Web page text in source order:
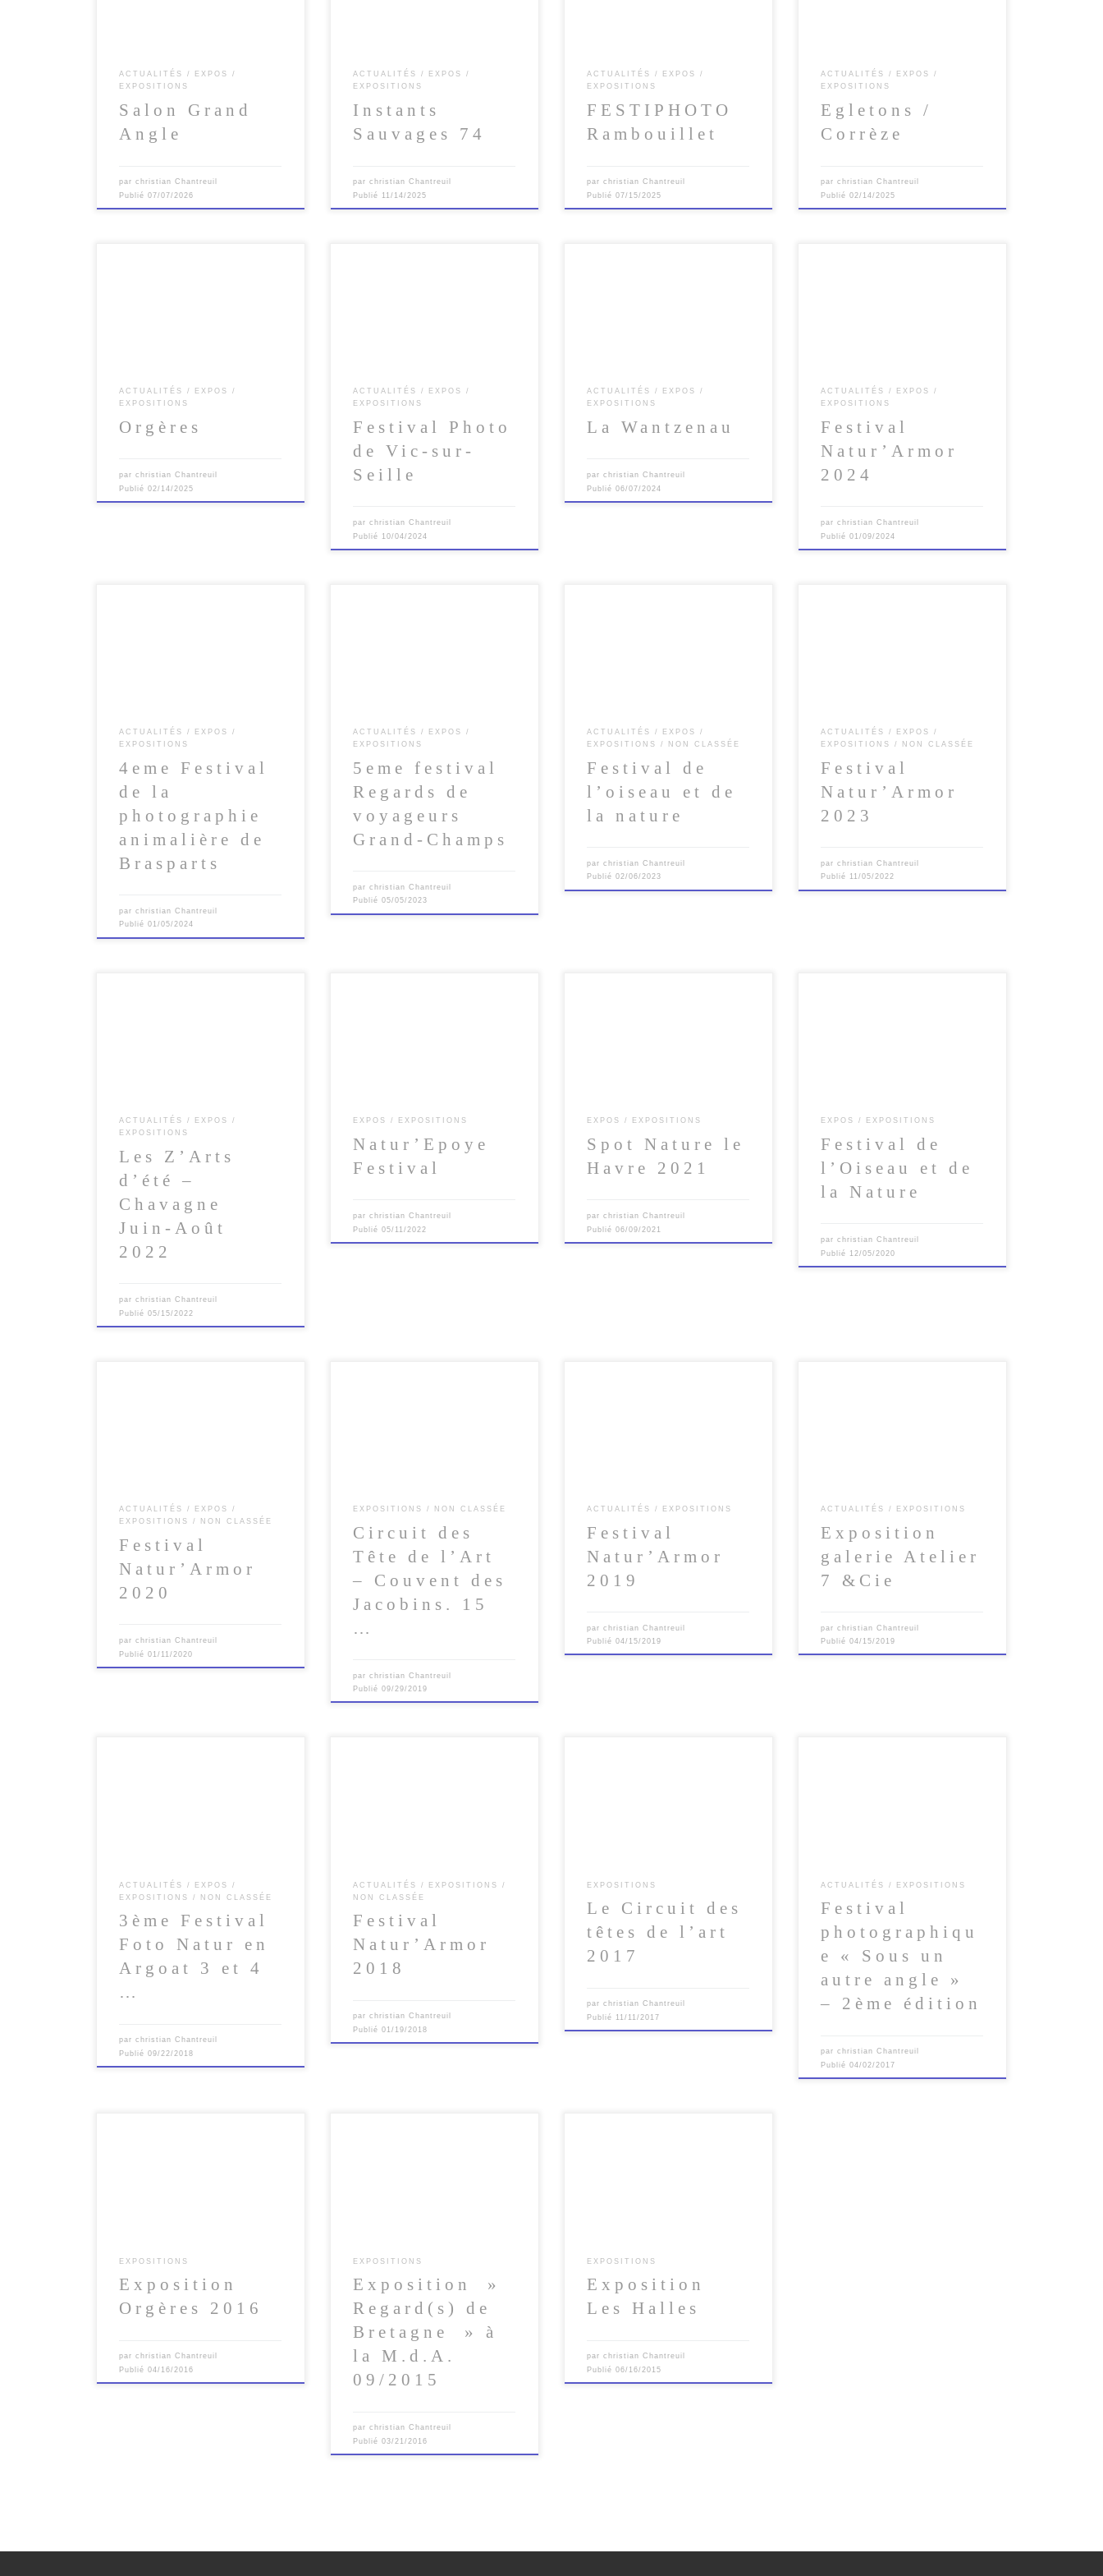
ACTUALITÉS
EXPOS
EXPOSITIONS
Salon Grand
Angle
parchristian Chantreuil
Publié07/07/2026
ACTUALITÉS
EXPOS
EXPOSITIONS
Instants
Sauvages 74
parchristian Chantreuil
Publié 11/14/2025
ACTUALITÉS
EXPOS
EXPOSITIONS
FESTIPHOTO
Rambouillet
parchristian Chantreuil
Publié07/15/2025
ACTUALITÉS
EXPOS
EXPOSITIONS
Egletons /
Corrèze
parchristian Chantreuil
Publié02/14/2025
ACTUALITÉS
EXPOS
EXPOSITIONS
Orgères
parchristian Chantreuil
Publié02/14/2025
ACTUALITÉS
EXPOS
EXPOSITIONS
Festival Photo
de Vic-sur-
Seille
parchristian Chantreuil
Publié 10/04/2024
ACTUALITÉS
EXPOS
EXPOSITIONS
La Wantzenau
parchristian Chantreuil
Publié06/07/2024
ACTUALITÉS
EXPOS
EXPOSITIONS
Festival
Natur’Armor
2024
parchristian Chantreuil
Publié01/09/2024
ACTUALITÉS
EXPOS
EXPOSITIONS
4eme Festival
de la
photographie
animalière de
Brasparts
parchristian Chantreuil
Publié01/05/2024
ACTUALITÉS
EXPOS
EXPOSITIONS
5eme festival
Regards de
voyageurs
Grand-Champs
parchristian Chantreuil
Publié05/05/2023
ACTUALITÉS
EXPOS
EXPOSITIONS
NON CLASSÉE
Festival de
l’oiseau et de
la nature
parchristian Chantreuil
Publié02/06/2023
ACTUALITÉS
EXPOS
EXPOSITIONS
NON CLASSÉE
Festival
Natur’Armor
2023
parchristian Chantreuil
Publié 11/05/2022
ACTUALITÉS
EXPOS
EXPOSITIONS
Les Z’Arts
d’été –
Chavagne
Juin-Août
2022
parchristian Chantreuil
Publié05/15/2022
EXPOS EXPOSITIONS
Natur’Epoye
Festival
parchristian Chantreuil
Publié05/11/2022
EXPOS EXPOSITIONS
Spot Nature le
Havre 2021
parchristian Chantreuil
Publié06/09/2021
EXPOS EXPOSITIONS
Festival de
l’Oiseau et de
la Nature
parchristian Chantreuil
Publié 12/05/2020
ACTUALITÉS
EXPOS
EXPOSITIONS
NON CLASSÉE
Festival
Natur’Armor
2020
parchristian Chantreuil
Publié01/11/2020
EXPOSITIONS NON CLASSÉE
Circuit des
Tête de l’Art
– Couvent des
Jacobins. 15
…
parchristian Chantreuil
Publié09/29/2019
ACTUALITÉS EXPOSITIONS
Festival
Natur’Armor
2019
parchristian Chantreuil
Publié04/15/2019
ACTUALITÉS EXPOSITIONS
Exposition
galerie Atelier
7 &Cie
parchristian Chantreuil
Publié04/15/2019
ACTUALITÉS
EXPOS
EXPOSITIONS
NON CLASSÉE
3ème Festival
Foto Natur en
Argoat 3 et 4
…
parchristian Chantreuil
Publié09/22/2018
ACTUALITÉS
EXPOSITIONS
NON CLASSÉE
Festival
Natur’Armor
2018
parchristian Chantreuil
Publié01/19/2018
EXPOSITIONS
Le Circuit des
têtes de l’art
2017
parchristian Chantreuil
Publié 11/11/2017
ACTUALITÉS EXPOSITIONS
Festival
photographiqu
e « Sous un
autre angle »
– 2ème édition
parchristian Chantreuil
Publié04/02/2017
EXPOSITIONS
Exposition
Orgères 2016
parchristian Chantreuil
Publié04/16/2016
EXPOSITIONS
Exposition »
Regard(s) de
Bretagne » à
la M.d.A.
09/2015
parchristian Chantreuil
Publié03/21/2016
EXPOSITIONS
Exposition
Les Halles
parchristian Chantreuil
Publié06/16/2015